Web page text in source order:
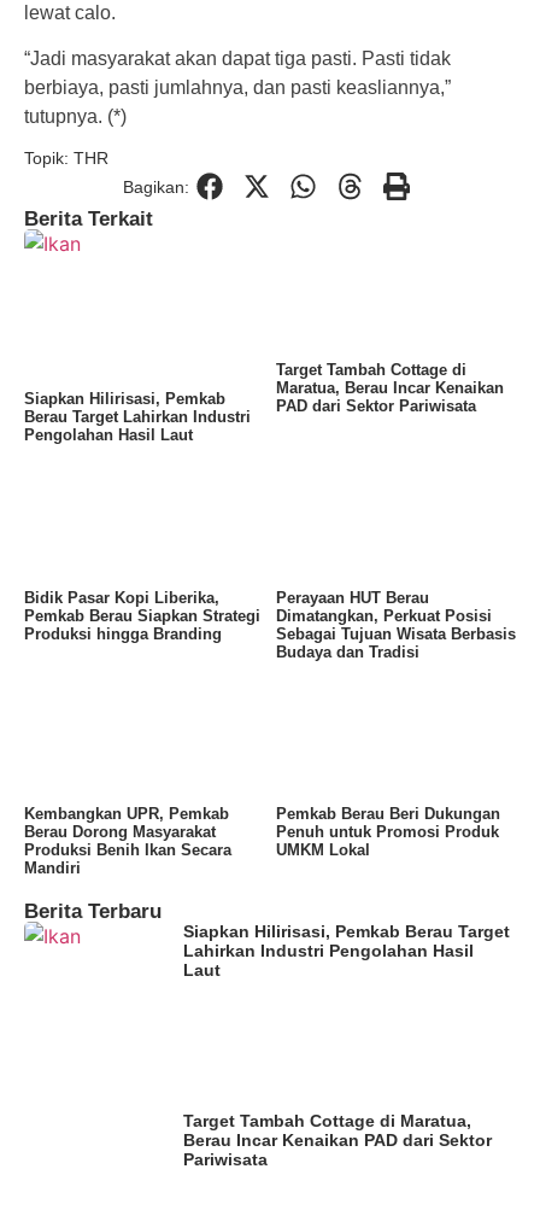
lewat calo.
“Jadi masyarakat akan dapat tiga pasti. Pasti tidak
berbiaya, pasti jumlahnya, dan pasti keasliannya,”
tutupnya. (*)
Topik: THR
Bagikan:
Berita Terkait
Siapkan Hilirisasi, Pemkab
Berau Target Lahirkan Industri
Pengolahan Hasil Laut
Target Tambah Cottage di
Maratua, Berau Incar Kenaikan
PAD dari Sektor Pariwisata
Bidik Pasar Kopi Liberika,
Pemkab Berau Siapkan Strategi
Produksi hingga Branding
Perayaan HUT Berau
Dimatangkan, Perkuat Posisi
Sebagai Tujuan Wisata Berbasis
Budaya dan Tradisi
Kembangkan UPR, Pemkab
Berau Dorong Masyarakat
Produksi Benih Ikan Secara
Mandiri
Pemkab Berau Beri Dukungan
Penuh untuk Promosi Produk
UMKM Lokal
Berita Terbaru
Siapkan Hilirisasi, Pemkab Berau Target
Lahirkan Industri Pengolahan Hasil
Laut
Target Tambah Cottage di Maratua,
Berau Incar Kenaikan PAD dari Sektor
Pariwisata